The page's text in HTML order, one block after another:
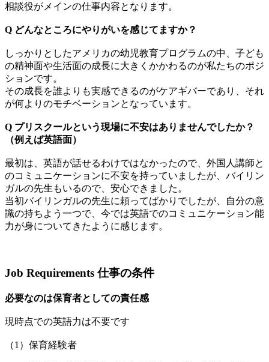
相談役がメインの仕事内容となります。
Q どんなところにやりがいを感じてますか？
しっかりとしたアメリカの幼児教育プログラムの中、子ども
の精神面や生活面の成長に大きくかかわるのが私たちのポジ
ションです。
その成長を誰よりも実感できるのがケアギバーであり、それ
が何よりのモチベーションとなっています。
Q プリスクールという現場に不安はありませんでしたか？
（例えば英語面）
最初は、英語が話せるわけではなかったので、外国人講師と
のコミュニケーションに不安を持っていましたが、バイリン
ガルの先生もいるので、安心できました。
当初バイリンガルの先生に頼ってばかりでしたが、自分の意
識の持ちよう一つで、今では英語でのコミュニケーション能
力が身についてきたように感じます。
Job Requirements 仕事の条件
必要なのは保育者としての責任感
現時点での英語力は不要です
（1）保育経験者